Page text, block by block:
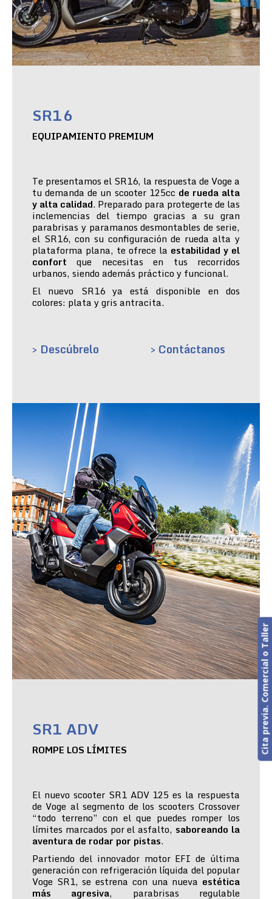
SR16
EQUIPAMIENTO PREMIUM
Te presentamos el SR16, la respuesta de Voge a
tu demanda de un scooter 125cc de rueda alta
y alta calidad. Preparado para protegerte de las
inclemencias del tiempo gracias a su gran
parabrisas y paramanos desmontables de serie,
el SR16, con su configuración de rueda alta y
plataforma plana, te ofrece la estabilidad y el
confort que necesitas en tus recorridos
urbanos, siendo además práctico y funcional.
El nuevo SR16 ya está disponible en dos
colores: plata y gris antracita.
> Descúbrelo > Contáctanos
SR1 ADV
ROMPE LOS LÍMITES
El nuevo scooter SR1 ADV 125 es la respuesta
de Voge al segmento de los scooters Crossover
“todo terreno” con el que puedes romper los
límites marcados por el asfalto, saboreando la
aventura de rodar por pistas.
Partiendo del innovador motor EFI de última
generación con refrigeración líquida del popular
Voge SR1, se estrena con una nueva estética
más agresiva, parabrisas regulable
Cita previa. Comercial o Taller